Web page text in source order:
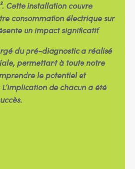
Cette installation couvre
consommation électrique sur
un impact significatif
du pré-diagnostic a réalisé
permettant à toute notre
le potentiel et
de chacun a été
.